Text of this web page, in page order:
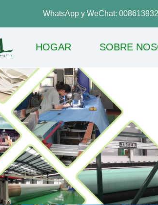
WhatsApp y WeChat:
HOGAR SOBRE